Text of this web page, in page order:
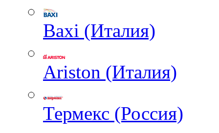
Baxi (Италия)
Ariston (Италия)
Термекс (Россия)